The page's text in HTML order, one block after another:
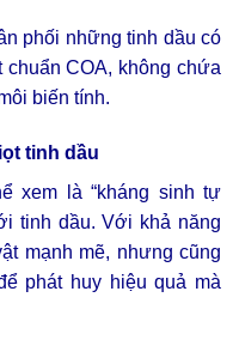
phối những tinh dầu có
COA, không chứa
biến tính.
tinh dầu
xem là “kháng sinh tự
tinh dầu. Với khả năng
mạnh mẽ, nhưng cũng
phát huy hiệu quả mà